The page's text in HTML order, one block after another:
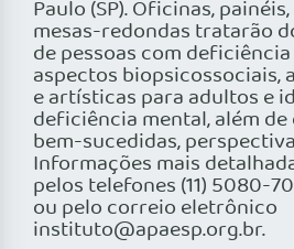
Paulo (SP). Oficinas,
mesas-redondas tratarão
de pessoas com
aspectos biopsicossociais,
e artísticas para adultos e
deficiência mental, além
bem-sucedidas,
Informações mais
pelos telefones (11) 5080-
ou pelo correio eletrônico
instituto@apaesp.org.br.